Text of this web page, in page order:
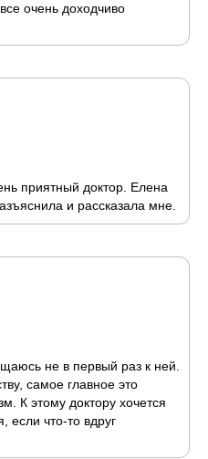
очень доходчиво
приятный доктор. Елена
и рассказала мне.
не в первый раз к ней.
самое главное это
К этому доктору хочется
если что-то вдруг